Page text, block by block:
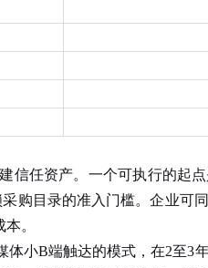
资产。一个可执行的起点
购目录的准入门槛。企业可
。
B端触达的模式，在2至3